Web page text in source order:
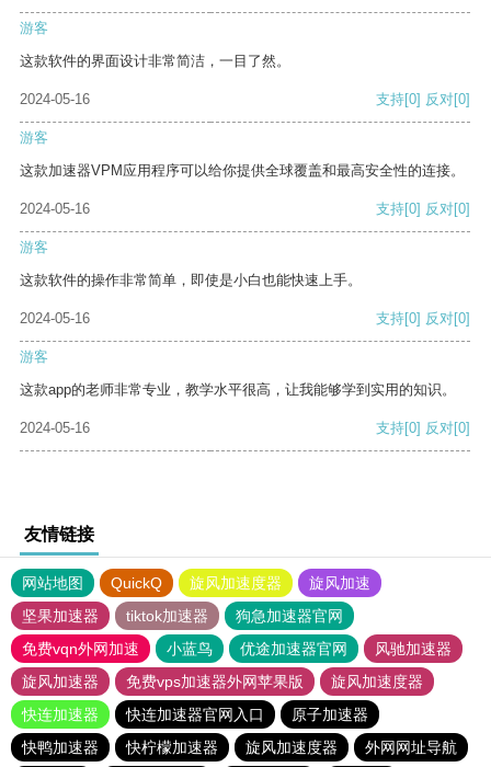
游客
这款软件的界面设计非常简洁，一目了然。
2024-05-16 支持[0] 反对[0]
游客
这款加速器VPM应用程序可以给你提供全球覆盖和最高安全性的连接。
2024-05-16 支持[0] 反对[0]
游客
这款软件的操作非常简单，即使是小白也能快速上手。
2024-05-16 支持[0] 反对[0]
游客
这款app的老师非常专业，教学水平很高，让我能够学到实用的知识。
2024-05-16 支持[0] 反对[0]
友情链接
网站地图 QuickQ 旋风加速度器
旋风加速
坚果加速器
tiktok加速器
狗急加速器官网
免费vqn外网加速
小蓝鸟 优途加速器官网
风驰加速器
旋风加速器
免费vps加速器外网苹果版
旋风加速度器
快连加速器
快连加速器官网入口
原子加速器
快鸭加速器
快柠檬加速器 旋风加速度器 外网网址导航